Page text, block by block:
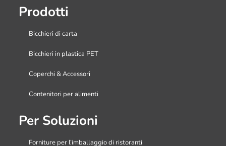
Prodotti
Bicchieri di carta
Bicchieri in plastica PET
Coperchi & Accessori
Contenitori per alimenti
Per Soluzioni
Forniture per l’imballaggio di ristoranti